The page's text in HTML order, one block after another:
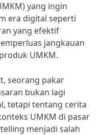
yang ingin
era digital seperti
yang efektif
jangkauan
UMKM.
seorang pakar
bukan lagi
tetapi tentang cerita
UMKM di pasar
menjadi salah